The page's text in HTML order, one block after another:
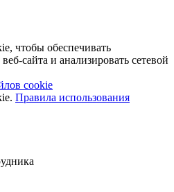
чтобы обеспечивать
сайта и анализировать сетевой
cookie
Правила использования